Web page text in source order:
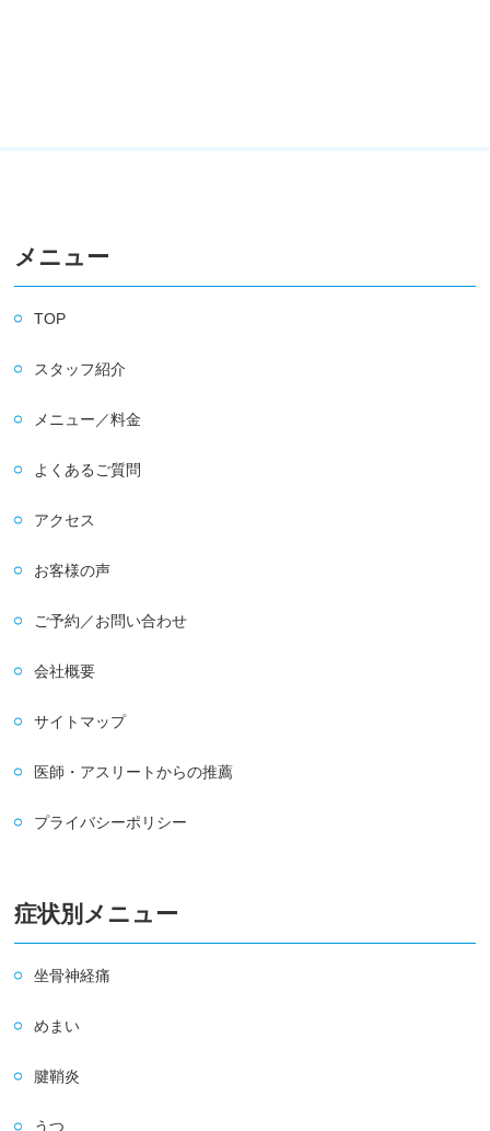
メニュー
TOP
スタッフ紹介
メニュー／料金
よくあるご質問
アクセス
お客様の声
ご予約／お問い合わせ
会社概要
サイトマップ
医師・アスリートからの推薦
プライバシーポリシー
症状別メニュー
坐骨神経痛
めまい
腱鞘炎
うつ